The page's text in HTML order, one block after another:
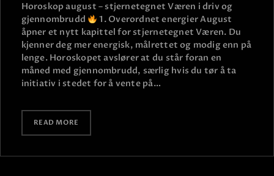
Horoskop august – stjernetegnet Væren i driv og
gjennombrudd
1. Overordnet energier August
åpner et nytt kapittel for stjernetegnet Væren. Du
kjenner deg mer energisk, målrettet og modig enn på
lenge. Horoskopet avslører at du står foran en
måned med gjennombrudd, særlig hvis du tør å ta
initiativ i stedet for å vente på…
READ MORE